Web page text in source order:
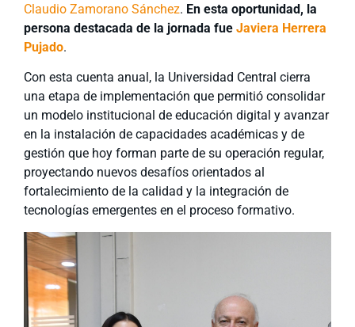
Claudio Zamorano Sánchez. En esta oportunidad, la
persona destacada de la jornada fue Javiera Herrera
Pujado.
Con esta cuenta anual, la Universidad Central cierra
una etapa de implementación que permitió consolidar
un modelo institucional de educación digital y avanzar
en la instalación de capacidades académicas y de
gestión que hoy forman parte de su operación regular,
proyectando nuevos desafíos orientados al
fortalecimiento de la calidad y la integración de
tecnologías emergentes en el proceso formativo.